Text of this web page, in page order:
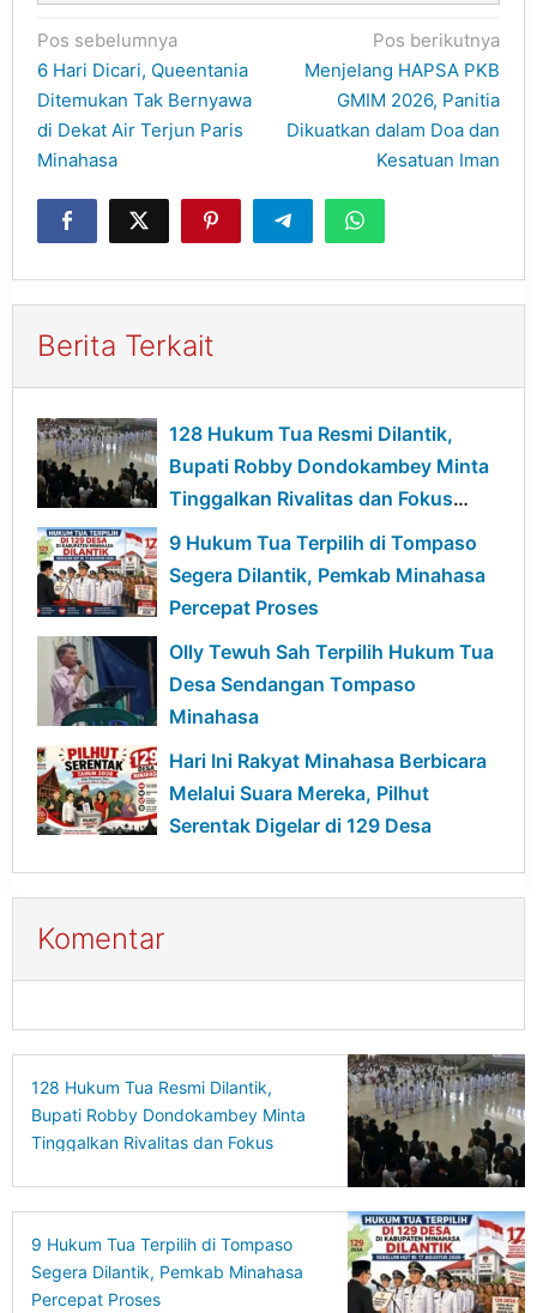
Navigasi
pos
Pos sebelumnya
6 Hari Dicari, Queentania
Ditemukan Tak Bernyawa
di Dekat Air Terjun Paris
Minahasa
Pos berikutnya
Menjelang HAPSA PKB
GMIM 2026, Panitia
Dikuatkan dalam Doa dan
Kesatuan Iman
Berita Terkait
128 Hukum Tua Resmi Dilantik,
Bupati Robby Dondokambey Minta
Tinggalkan Rivalitas dan Fokus
Bangun Desa
9 Hukum Tua Terpilih di Tompaso
Segera Dilantik, Pemkab Minahasa
Percepat Proses
Olly Tewuh Sah Terpilih Hukum Tua
Desa Sendangan Tompaso
Minahasa
Hari Ini Rakyat Minahasa Berbicara
Melalui Suara Mereka, Pilhut
Serentak Digelar di 129 Desa
Komentar
128 Hukum Tua Resmi Dilantik,
Bupati Robby Dondokambey Minta
Tinggalkan Rivalitas dan Fokus
9 Hukum Tua Terpilih di Tompaso
Segera Dilantik, Pemkab Minahasa
Percepat Proses